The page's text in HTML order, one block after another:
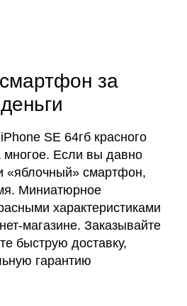
за
SE 64гб красного
многое. Если вы давно
«яблочный» смартфон,
Миниатюрное
характеристиками
магазине. Заказывайте
быструю доставку,
гарантию